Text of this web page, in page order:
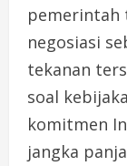
pemerintah
negosiasi
tekanan
soal
komitmen
jangka